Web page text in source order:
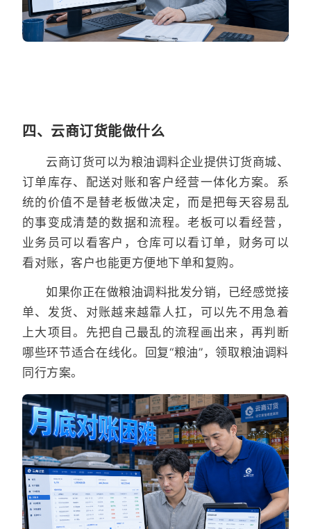
四、云商订货能做什么
云商订货可以为粮油调料企业提供订货商城、
订单库存、配送对账和客户经营一体化方案。系
统的价值不是替老板做决定，而是把每天容易乱
的事变成清楚的数据和流程。老板可以看经营，
业务员可以看客户，仓库可以看订单，财务可以
看对账，客户也能更方便地下单和复购。
如果你正在做粮油调料批发分销，已经感觉接
单、发货、对账越来越靠人扛，可以先不用急着
上大项目。先把自己最乱的流程画出来，再判断
哪些环节适合在线化。回复“粮油”，领取粮油调料
同行方案。